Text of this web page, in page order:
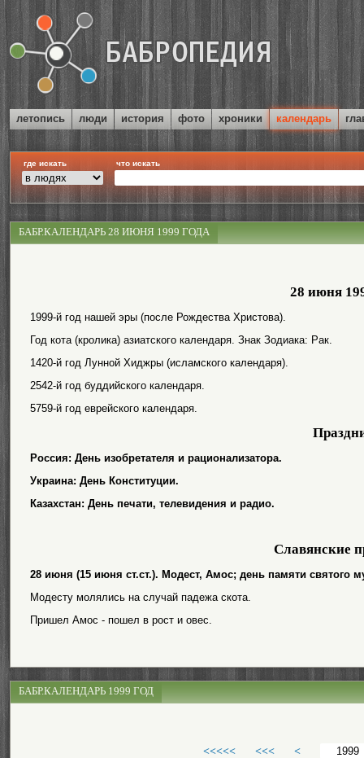
летопись люди история фото хроники календарь
где искать что искать
БАБР.КАЛЕНДАРЬ 28 ИЮНЯ 1999 ГОДА
28 июня
1999-й год нашей эры (после Рождества Христова).
Год кота (кролика) азиатского календаря. Знак Зодиака: Рак.
1420-й год Лунной Хиджры (исламского календаря).
2542-й год буддийского календаря.
5759-й год еврейского календаря.
Россия: День изобретателя и рационализатора.
Украина: День Конституции.
Казахстан: День печати, телевидения и радио.
Славянские
28 июня (15 июня ст.ст.). Модест, Амос; день памяти святого
Модесту молялись на случай падежа скота.
Пришел Амос - пошел в рост и овес.
БАБР.КАЛЕНДАРЬ 1999 ГОД
<<<<< <<< <